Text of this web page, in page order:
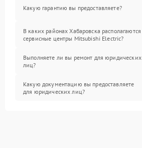
Какую гарантию вы предоставляете?
В каких районах Хабаровска располагаются
сервисные центры Mitsubishi Electric?
Выполняете ли вы ремонт для юридических
лиц?
Какую документацию вы предоставляете
для юридических лиц?